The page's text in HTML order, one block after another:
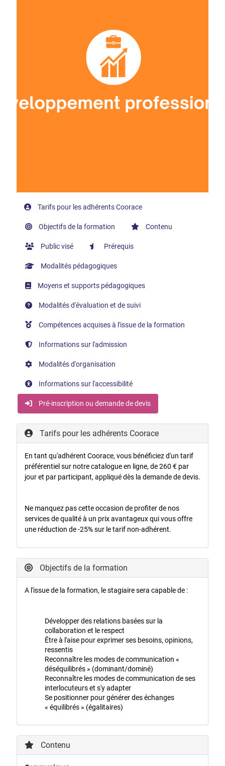
Tarifs pour les adhérents Coorace
Objectifs de la formation Contenu
Public visé Prérequis
Modalités pédagogiques
Moyens et supports pédagogiques
Modalités d'évaluation et de suivi
Compétences acquises à l'issue de la formation
Informations sur l'admission
Modalités d'organisation
Informations sur l'accessibilité
Pré-inscription ou demande de devis
Tarifs pour les adhérents Coorace
En tant qu'adhérent Coorace, vous bénéficiez d'un tarif
préférentiel sur notre catalogue en ligne, de 260 € par
jour et par participant, appliqué dès la demande de devis.
Ne manquez pas cette occasion de profiter de nos
services de qualité à un prix avantageux qui vous offre
une réduction de -25% sur le tarif non-adhérent.
Objectifs de la formation
A l'issue de la formation, le stagiaire sera capable de :
Développer des relations basées sur la
collaboration et le respect
Être à l'aise pour exprimer ses besoins, opinions,
ressentis
Reconnaître les modes de communication «
déséquilibrés » (dominant/dominé)
Reconnaître les modes de communication de ses
interlocuteurs et s'y adapter
Se positionner pour générer des échanges
« équilibrés » (égalitaires)
Contenu